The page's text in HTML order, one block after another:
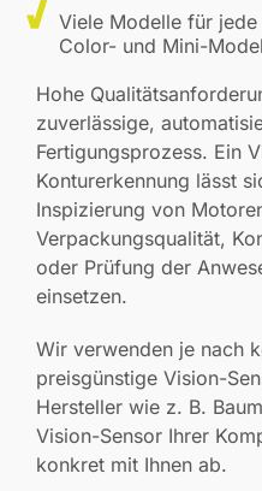
Viele Modelle für
Color- und Mini-
Hohe
zuverlässige,
Fertigungsprozess. Ein
Konturerkennung lässt
Inspizierung von
Verpackungsqualität,
oder Prüfung der
einsetzen.
Wir verwenden je nach
preisgünstige Vision-
Hersteller wie z. B.
Vision-Sensor Ihrer
konkret mit Ihnen ab.